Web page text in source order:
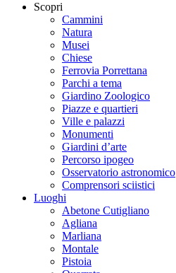
Scopri
Cammini
Natura
Musei
Chiese
Ferrovia Porrettana
Parchi a tema
Giardino Zoologico
Piazze e quartieri
Ville e palazzi
Monumenti
Giardini d’arte
Percorso ipogeo
Osservatorio astronomico
Comprensori sciistici
Luoghi
Abetone Cutigliano
Agliana
Marliana
Montale
Pistoia